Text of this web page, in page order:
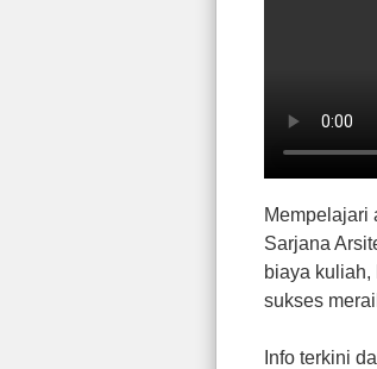
Mempelajari
Sarjana
biaya
sukses
Info terkini